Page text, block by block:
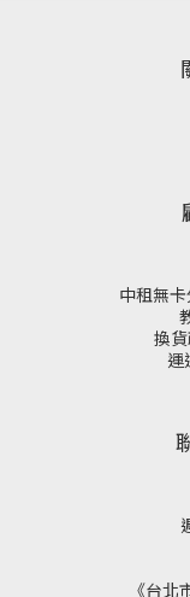
中租無
換
運
《台北